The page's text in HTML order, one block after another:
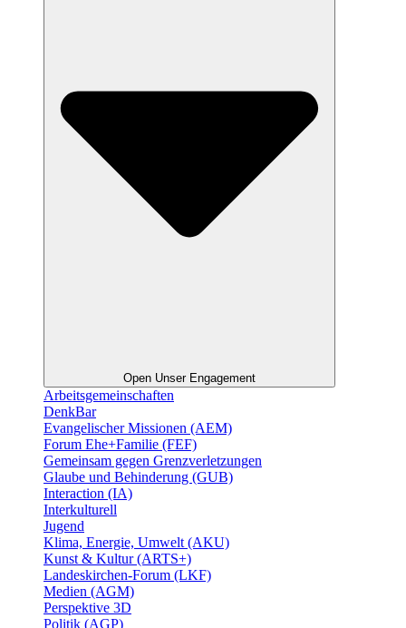
Open Unser Engagement
Arbeitsgemeinschaften
DenkBar
Evangelischer Missionen (AEM)
Forum Ehe+Familie (FEF)
Gemeinsam gegen Grenzverletzungen
Glaube und Behinderung (GUB)
Interaction (IA)
Interkulturell
Jugend
Klima, Energie, Umwelt (AKU)
Kunst & Kultur (ARTS+)
Landeskirchen-Forum (LKF)
Medien (AGM)
Perspektive 3D
Politik (AGP)